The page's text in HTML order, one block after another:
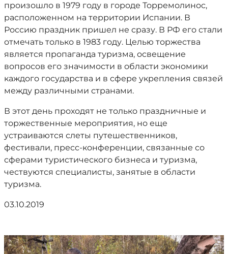
произошло в 1979 году в городе Торремолинос,
расположенном на территории Испании. В
Россию праздник пришел не сразу. В РФ его стали
отмечать только в 1983 году. Целью торжества
является пропаганда туризма, освещение
вопросов его значимости в области экономики
каждого государства и в сфере укрепления связей
между различными странами.
В этот день проходят не только праздничные и
торжественные мероприятия, но еще
устраиваются слеты путешественников,
фестивали, пресс-конференции, связанные со
сферами туристического бизнеса и туризма,
чествуются специалисты, занятые в области
туризма.
03.10.2019